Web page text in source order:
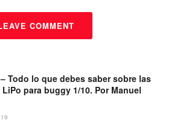
COMMENT
Todo lo que debes saber sobre las
para buggy 1/10. Por Manuel